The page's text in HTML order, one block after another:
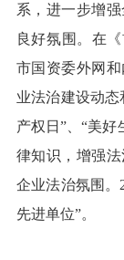
系，进一步增
良好氛围。在
市国资委外网
业法治建设动
产权日”、“美好
律知识，增强
企业法治氛围。
先进单位”。